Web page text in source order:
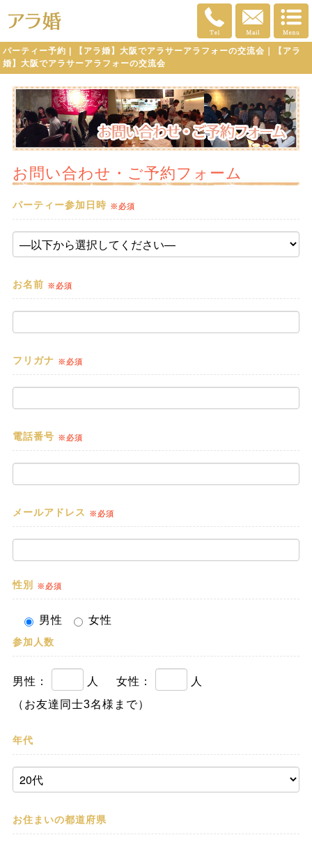
パーティー予約 | 【アラ婚】大阪でアラサーアラフォーの交流会｜【アラ
婚】大阪でアラサーアラフォーの交流会
お問い合わせ・ご予約フォーム
パーティー参加日時 ※必須
お名前 ※必須
フリガナ ※必須
電話番号 ※必須
メールアドレス ※必須
性別 ※必須
男性 女性
参加人数
男性： 人 女性：
人
（お友達同士3名様まで）
年代
お住まいの都道府県